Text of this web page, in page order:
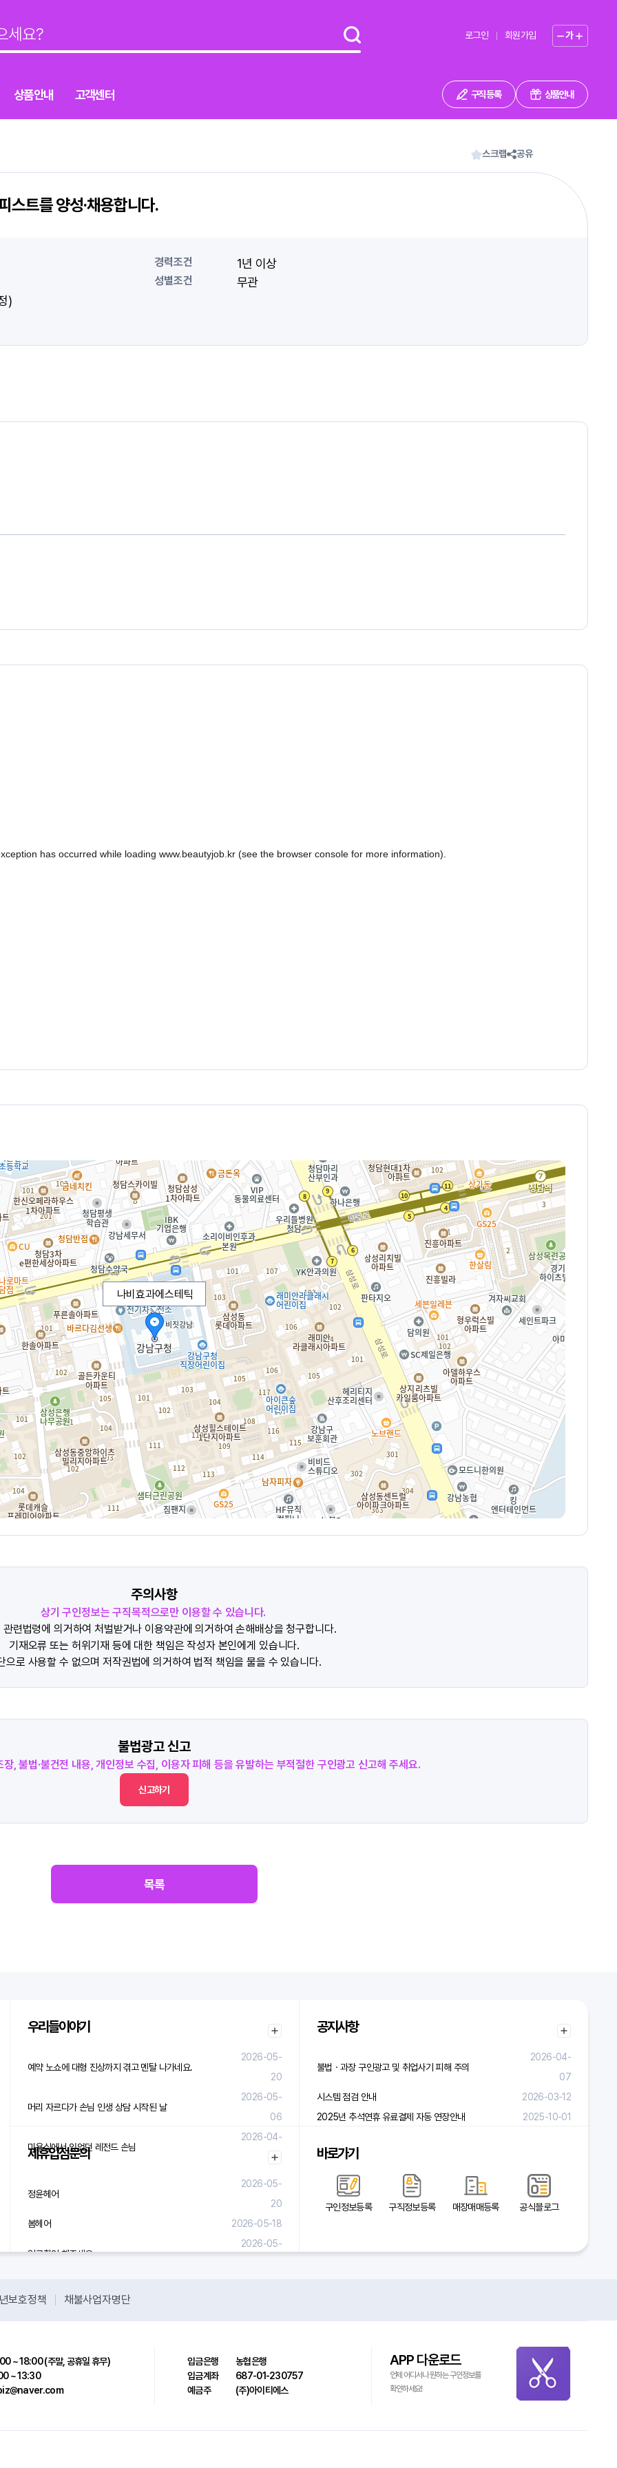
로그인 회원가입 가
상품안내 고객센터 구직 등록 상품안내
스크랩 공유
스트를 양성·채용합니다.
)
경력조건 1년 이상
성별조건 무관
나비효과에스테틱
주의사항
상기 구인정보는 구직목적으로만 이용할 수 있습니다.
관련법령에 의거하여 처벌받거나 이용약관에 의거하여 손해배상을 청구합니다.
기재오류 또는 허위기재 등에 대한 책임은 작성자 본인에게 있습니다.
으로 사용할 수 없으며 저작권법에 의거하여 법적 책임을 물을 수 있습니다.
불법광고 신고
장, 불법·불건전 내용, 개인정보 수집, 이용자 피해 등을 유발하는 부적절한 구인광고 신고해 주세요.
신고하기
목록
우리들이야기
예약 노쇼에 대형 진상까지 겪고 멘탈 나가네요.
2026-05-
20
머리 자르다가 손님 인생 상담 시작된 날
2026-05-
06
미용실에서 있었던 레전드 손님
2026-04-
29
제휴입점문의
정윤헤어
2026-05-
20
봄헤어
2026-05-18
입금확인 해주세요.
2026-05-
공지사항
불법ㆍ과장 구인광고 및 취업사기 피해 주의
2026-04-
07
시스템 점검 안내
2026-03-12
2025년 추석연휴 유료결제 자동 연장안내
2025-10-01
바로가기
구인정보등록 구직정보등록 매장매매등록 공식블로그
보호정책 채불사업자명단
~ 18:00 (주말, 공휴일 휴무)
~ 13:30
입금은행
농협은행
입금계좌
687-01-230757
예금주
(주)아이티에스
APP 다운로드
언제 어디서나 원하는 구인정보를
확인하세요!